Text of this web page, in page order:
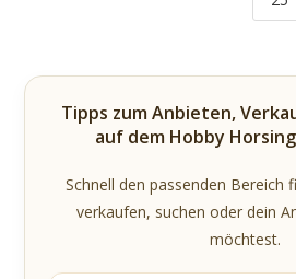
Tipps zum Anbieten,
auf dem Hobby
Schnell den passenden Bereich
verkaufen, suchen oder dein
möchtest.